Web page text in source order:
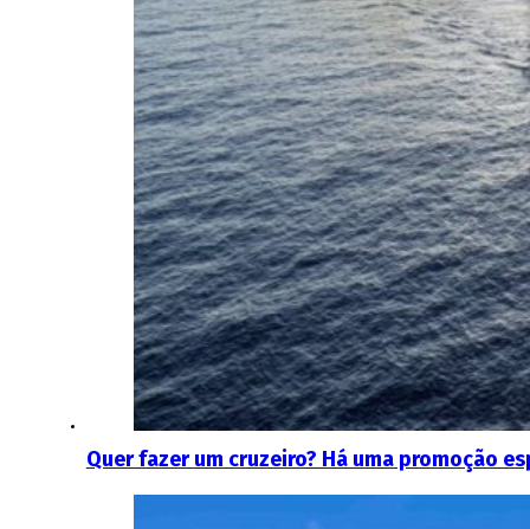
Quer fazer um cruzeiro? Há uma promoção